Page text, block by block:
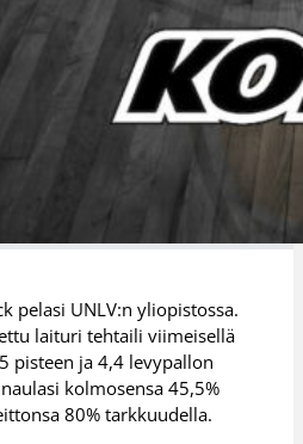
pelasi UNLV:n yliopistossa.
laituri tehtaili viimeisellä
pisteen ja 4,4 levypallon
kolmosensa 45,5%
80% tarkkuudella.